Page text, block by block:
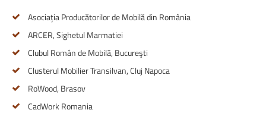
Asociația Producătorilor de Mobilă din România
ARCER, Sighetul Marmatiei
Clubul Român de Mobilă, Bucureşti
Clusterul Mobilier Transilvan, Cluj Napoca
RoWood, Brasov
CadWork Romania